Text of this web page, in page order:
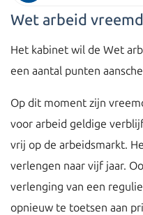
Wet arbeid
Het kabinet wil de Wet
een aantal punten
Op dit moment zijn
voor arbeid geldige
vrij op de arbeidsmarkt.
verlengen naar vijf jaar.
verlenging van een
opnieuw te toetsen aan